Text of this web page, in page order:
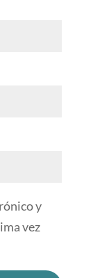
y
vez